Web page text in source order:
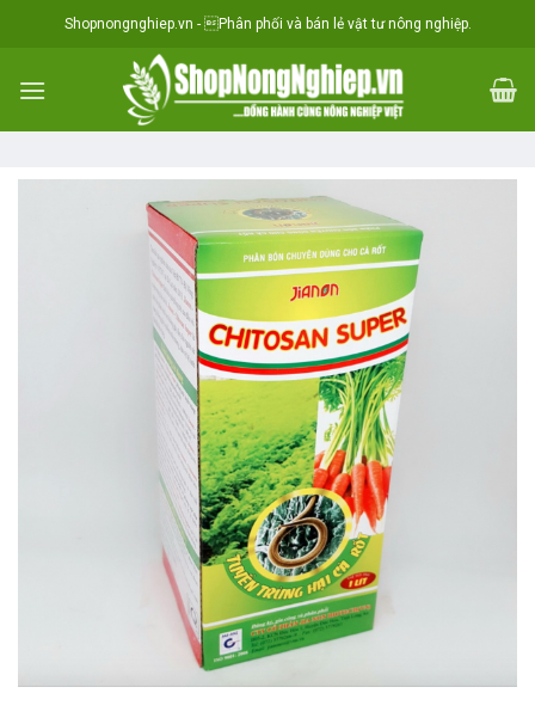
Shopnongnghiep.vn - Phân phối và bán lẻ vật tư nông nghiệp.